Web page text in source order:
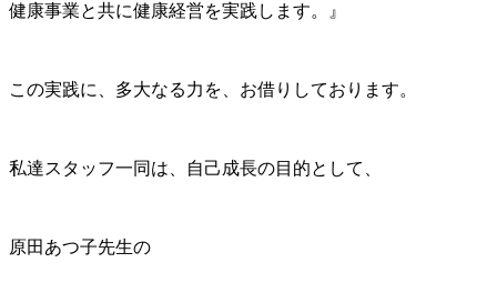
健康事業と共に健康経営を実践します。』
この実践に、多大なる力を、お借りしております。
私達スタッフ一同は、自己成長の目的として、
原田あつ子先生の